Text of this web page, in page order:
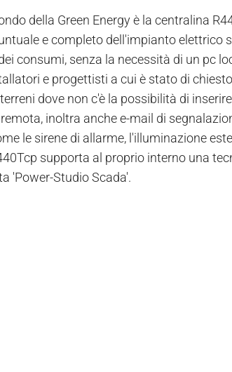
della Green Energy è la centralina
e completo dell'impianto elettrico
consumi, senza la necessità di un pc
e progettisti a cui è stato di
dove non c'è la possibilità di
inoltra anche e-mail di
le sirene di allarme, l'illuminazione
supporta al proprio interno una
'Power-Studio Scada'.